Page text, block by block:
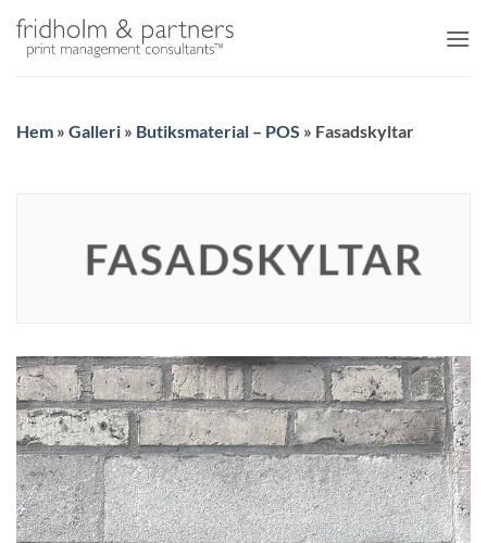
Hem » Galleri » Butiksmaterial – POS » Fasadskyltar
FASADSKYLTAR